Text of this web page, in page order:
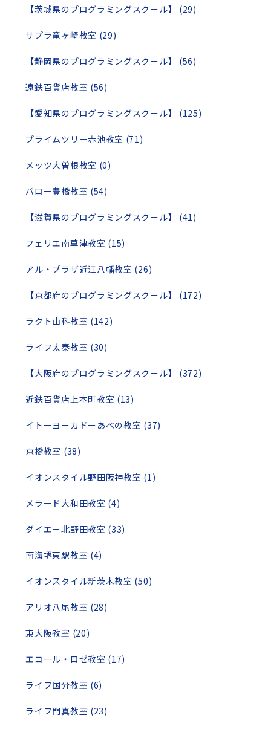
【茨城県のプログラミングスクール】 (29)
サプラ竜ヶ崎教室 (29)
【静岡県のプログラミングスクール】 (56)
遠鉄百貨店教室 (56)
【愛知県のプログラミングスクール】 (125)
プライムツリー赤池教室 (71)
メッツ大曽根教室 (0)
バロー豊橋教室 (54)
【滋賀県のプログラミングスクール】 (41)
フェリエ南草津教室 (15)
アル・プラザ近江八幡教室 (26)
【京都府のプログラミングスクール】 (172)
ラクト山科教室 (142)
ライフ太秦教室 (30)
【大阪府のプログラミングスクール】 (372)
近鉄百貨店上本町教室 (13)
イトーヨーカドーあべの教室 (37)
京橋教室 (38)
イオンスタイル野田阪神教室 (1)
メラード大和田教室 (4)
ダイエー北野田教室 (33)
南海堺東駅教室 (4)
イオンスタイル新茨木教室 (50)
アリオ八尾教室 (28)
東大阪教室 (20)
エコール・ロゼ教室 (17)
ライフ国分教室 (6)
ライフ門真教室 (23)